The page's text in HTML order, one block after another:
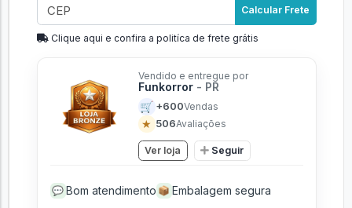
Calcular Frete
Clique aqui e confira a politíca de frete grátis
Vendido e entregue por
Funkorror - PR
🛒 +600Vendas
★ 506Avaliações
Ver loja Seguir
💬 Bom atendimento 📦 Embalagem segura